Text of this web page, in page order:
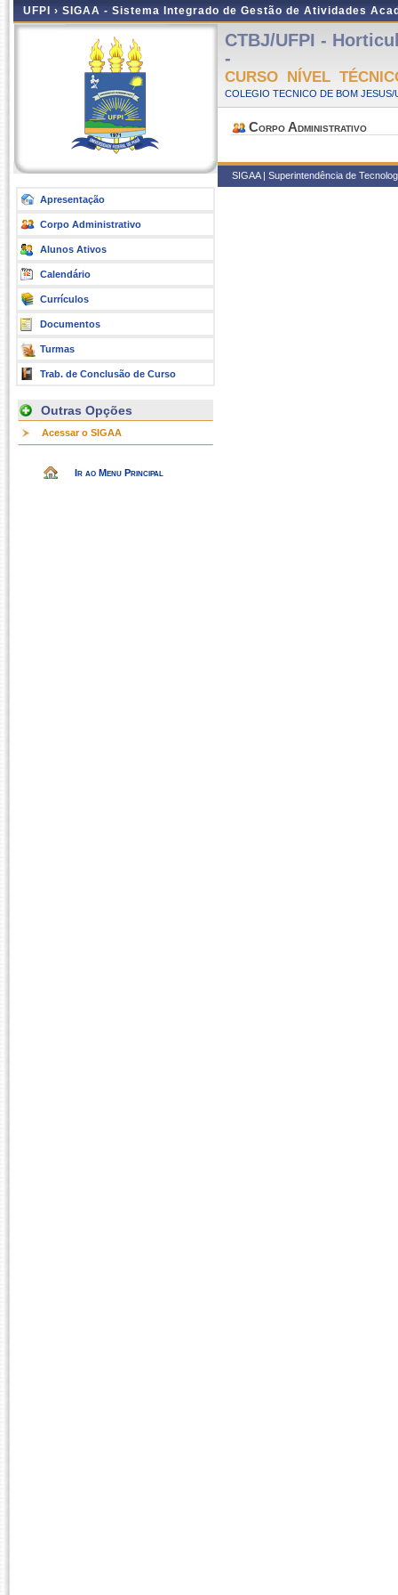
UFPI › SIGAA - Sistema Integrado de Gestão de Atividades
Apresentação
Corpo Administrativo
Alunos Ativos
Calendário
Currículos
Documentos
Turmas
Trab. de Conclusão de Curso
Outras Opções
Acessar o SIGAA
Ir ao Menu Principal
CTBJ/UFPI -
-
CURSO NÍVEL
COLEGIO TECNICO DE BOM JESUS/
Corpo Administrativo
SIGAA | Superintendência de